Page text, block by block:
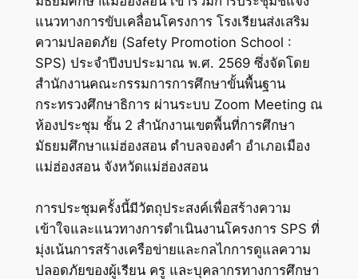
แนวทางการขับเคลื่อนโครงการ โรงเรียนส่งเสริม
ความปลอดภัย (Safety Promotion School :
SPS) ประจำปีงบประมาณ พ.ศ. 2569 ซึ่งจัดโดย
สำนักงานคณะกรรมการการศึกษาขั้นพื้นฐาน
กระทรวงศึกษาธิการ ผ่านระบบ Zoom Meeting ณ
ห้องประชุม ชั้น 2 สำนักงานเขตพื้นที่การศึกษา
มัธยมศึกษาแม่ฮ่องสอน ตำบลจองคำ อำเภอเมือง
แม่ฮ่องสอน จังหวัดแม่ฮ่องสอน
การประชุมครั้งนี้มีวัตถุประสงค์เพื่อสร้างความ
เข้าใจและแนวทางการดำเนินงานโครงการ SPS ที่
มุ่งเน้นการสร้างเครือข่ายและกลไกการดูแลความ
ปลอดภัยของผู้เรียน ครู และบุคลากรทางการศึกษา